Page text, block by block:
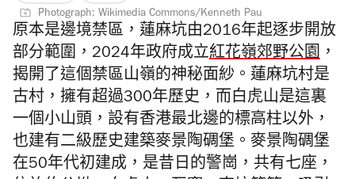
Photograph: Wikimedia Commons/Kenneth Pau
原本是邊境禁區，蓮麻坑由2016年起逐步開放
部分範圍，2024年政府成立紅花嶺郊野公園 ，
揭開了這個禁區山嶺的神秘面紗。蓮麻坑村是
古村，擁有超過300年歷史，而白虎山是這裏
一個小山頭，設有香港最北邊的標高柱以外，
也建有二級歷史建築麥景陶碉堡。麥景陶碉堡
在50年代初建成，是昔日的警崗，共有七座，